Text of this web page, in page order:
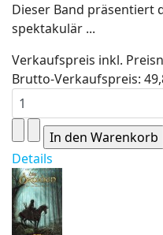
Dieser Band präsentiert
spektakulär ...
Verkaufspreis inkl.
Brutto-Verkaufspreis:
Details